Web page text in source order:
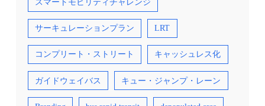
な事情もあって広範囲の長距離路線になる場合
が多い。こうなってくると、街中で車両を見か
ける頻度がきわめて少なくなってしまう。実験
の基本は、存在感を出すために、すべての区間
をカバーしなくても短距離でもよいので高頻度
運行をすることに尽きる。想定される需要量か
ら計算される頻度ではなく、どれくらいの頻度
だと存在感を出せるか、から見極める頻度で運
行し、そこにどうやって人を集めるかをさらに
の場合、利用者を確保できない。 ⑦視察利用に
スマートモビリティチャレンジ
サーキュレーションプラン LRT
コンプリート・ストリート キャッシュレス化
ガイドウェイバス キュー・ジャンプ・レーン